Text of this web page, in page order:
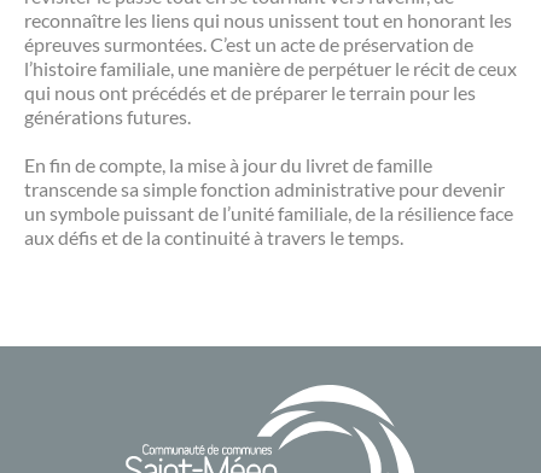
reconnaître les liens qui nous unissent tout en honorant les
épreuves surmontées. C’est un acte de préservation de
l’histoire familiale, une manière de perpétuer le récit de ceux
qui nous ont précédés et de préparer le terrain pour les
générations futures.
En fin de compte, la mise à jour du livret de famille
transcende sa simple fonction administrative pour devenir
un symbole puissant de l’unité familiale, de la résilience face
aux défis et de la continuité à travers le temps.